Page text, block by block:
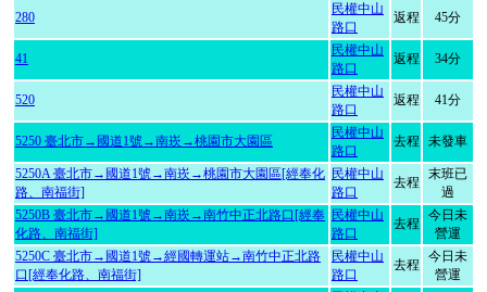
280
民權中山
路口
返程 45分
41
民權中山
路口
返程 34分
520
民權中山
路口
返程 41分
5250 臺北市→國道1號→南崁→桃園市大園區
民權中山
路口
去程 未發車
5250A 臺北市→國道1號→南崁→桃園市大園區[經奉化
路、南福街]
民權中山
路口
去程
末班已
過
5250B 臺北市→國道1號→南崁→南竹中正北路口[經奉
化路、南福街]
民權中山
路口
去程
今日未
營運
5250C 臺北市→國道1號→經國轉運站→南竹中正北路
口[經奉化路、南福街]
民權中山
路口
去程
今日未
營運